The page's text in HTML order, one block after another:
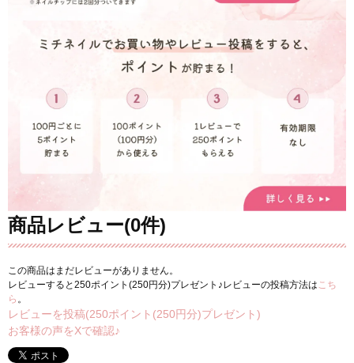
商品レビュー(0件)
この商品はまだレビューがありません。
レビューすると250ポイント(250円分)プレゼント♪レビューの投稿方法は こち
ら 。
レビューを投稿(250ポイント(250円分)プレゼント)
お客様の声をXで確認♪